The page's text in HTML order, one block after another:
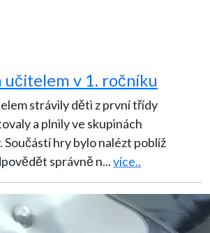
učitelem v 1. ročníku
strávily děti z první třídy
a plnily ve skupinách
správně n...více..